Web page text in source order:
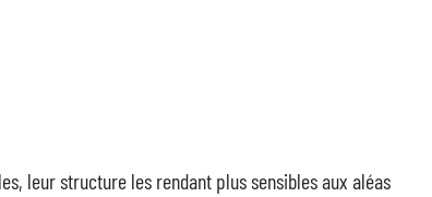
leur structure les rendant plus sensibles aux aléas